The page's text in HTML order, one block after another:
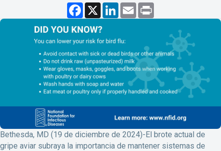
F
c
e
b
o
o
k
X L
n
e
d
I
n
E
m
a i
Bethesda, MD (19 de diciembre de 2024)-El brote actual de
gripe aviar subraya la importancia de mantener sistemas de